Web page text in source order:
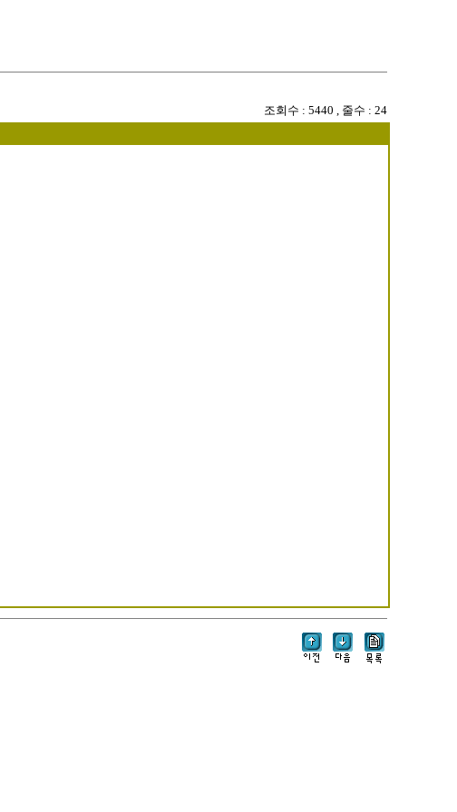
조회수 : 5440 , 줄수 : 24